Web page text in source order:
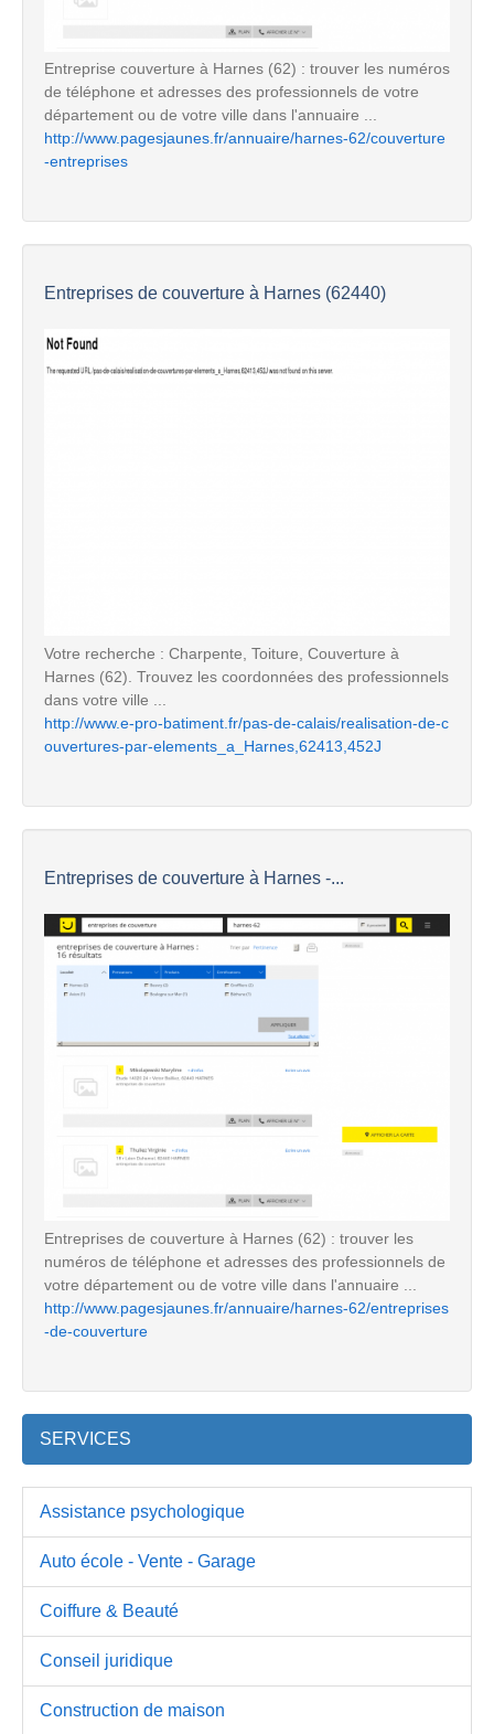
Entreprise couverture à Harnes (62) : trouver les numéros
de téléphone et adresses des professionnels de votre
département ou de votre ville dans l'annuaire ...
http://www.pagesjaunes.fr/annuaire/harnes-62/couverture
-entreprises
Entreprises de couverture à Harnes (62440)
Votre recherche : Charpente, Toiture, Couverture à
Harnes (62). Trouvez les coordonnées des professionnels
dans votre ville ...
http://www.e-pro-batiment.fr/pas-de-calais/realisation-de-c
ouvertures-par-elements_a_Harnes,62413,452J
Entreprises de couverture à Harnes -...
Entreprises de couverture à Harnes (62) : trouver les
numéros de téléphone et adresses des professionnels de
votre département ou de votre ville dans l'annuaire ...
http://www.pagesjaunes.fr/annuaire/harnes-62/entreprises
-de-couverture
SERVICES
Assistance psychologique
Auto école - Vente - Garage
Coiffure & Beauté
Conseil juridique
Construction de maison